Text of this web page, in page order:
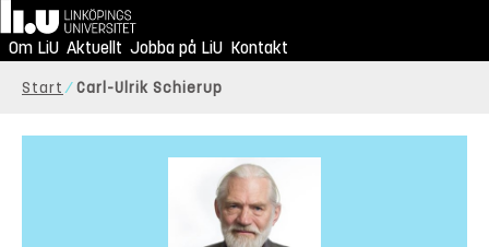
Hem
Om LiU Aktuellt Jobba på LiU Kontakt
Start Carl-Ulrik Schierup